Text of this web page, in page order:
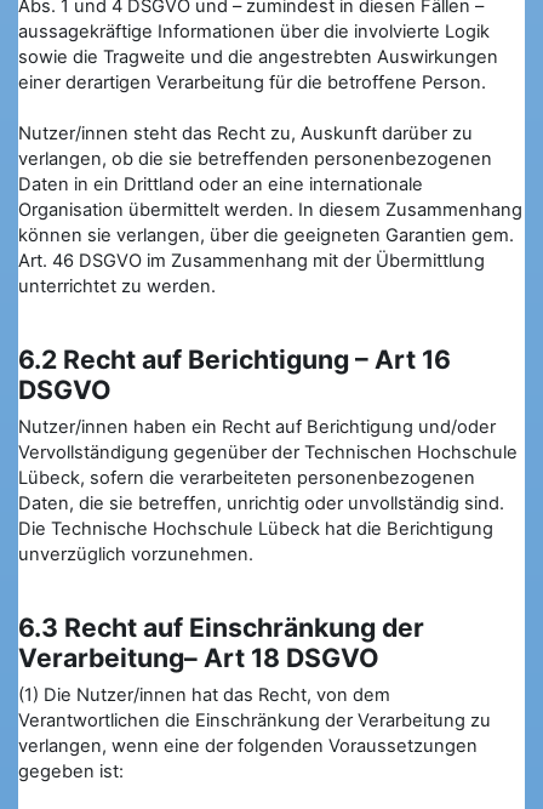
Abs. 1 und 4 DSGVO und – zumindest in diesen Fällen –
aussagekräftige Informationen über die involvierte Logik
sowie die Tragweite und die angestrebten Auswirkungen
einer derartigen Verarbeitung für die betroffene Person.
Nutzer/innen steht das Recht zu, Auskunft darüber zu
verlangen, ob die sie betreffenden personenbezogenen
Daten in ein Drittland oder an eine internationale
Organisation übermittelt werden. In diesem Zusammenhang
können sie verlangen, über die geeigneten Garantien gem.
Art. 46 DSGVO im Zusammenhang mit der Übermittlung
unterrichtet zu werden.
6.2 Recht auf Berichtigung – Art 16
DSGVO
Nutzer/innen haben ein Recht auf Berichtigung und/oder
Vervollständigung gegenüber der Technischen Hochschule
Lübeck, sofern die verarbeiteten personenbezogenen
Daten, die sie betreffen, unrichtig oder unvollständig sind.
Die Technische Hochschule Lübeck hat die Berichtigung
unverzüglich vorzunehmen.
6.3 Recht auf Einschränkung der
Verarbeitung– Art 18 DSGVO
(1) Die Nutzer/innen hat das Recht, von dem
Verantwortlichen die Einschränkung der Verarbeitung zu
verlangen, wenn eine der folgenden Voraussetzungen
gegeben ist: